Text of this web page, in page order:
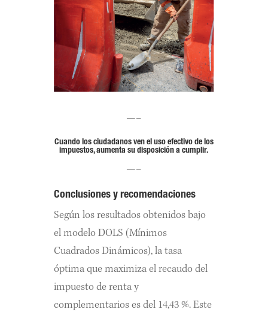
—–
Cuando los ciudadanos ven el uso efectivo de los
impuestos, aumenta su disposición a cumplir.
—–
Conclusiones y recomendaciones
Según los resultados obtenidos bajo
el modelo DOLS (Mínimos
Cuadrados Dinámicos), la tasa
óptima que maximiza el recaudo del
impuesto de renta y
complementarios es del 14,43 %. Este